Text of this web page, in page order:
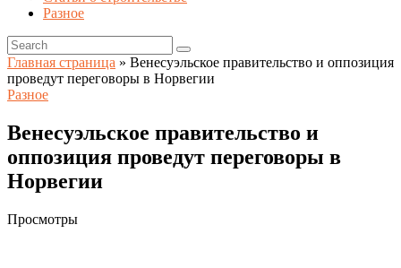
Разное
Главная страница » Венесуэльское правительство и оппозиция
проведут переговоры в Норвегии
Разное
Венесуэльское правительство и
оппозиция проведут переговоры в
Норвегии
Просмотры